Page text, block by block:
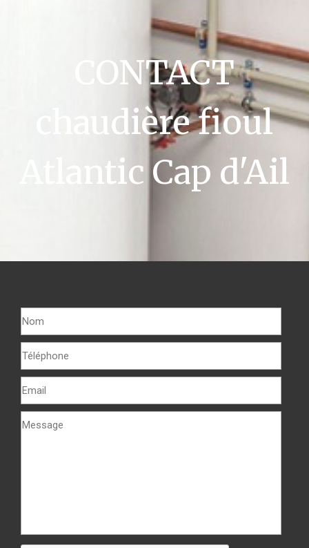
CONTACT
chaudière fioul
Atlantic Cap d'Ail